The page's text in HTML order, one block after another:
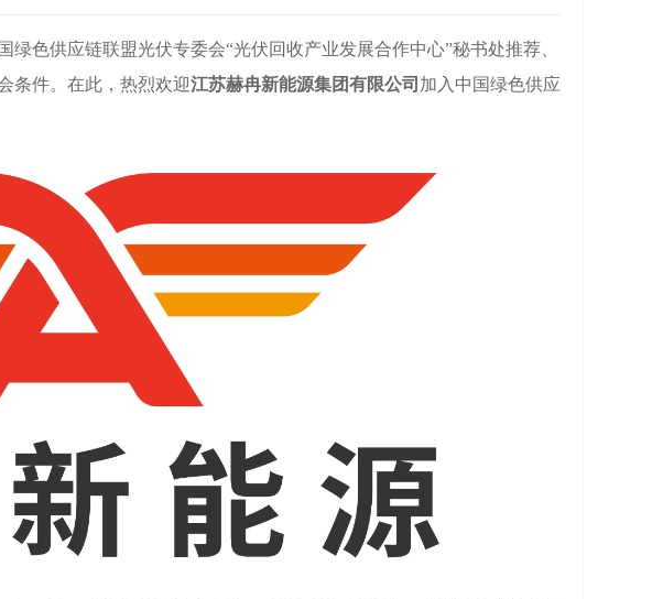
供应链联盟光伏专委会“光伏回收产业发展合作中心”秘书处推荐、
条件。在此，热烈欢迎江苏赫冉新能源集团有限公司 加入中国绿色供应